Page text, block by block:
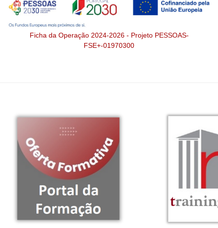
Ficha da Operação 2024-2026 - Projeto PESSOAS-
FSE+-01970300